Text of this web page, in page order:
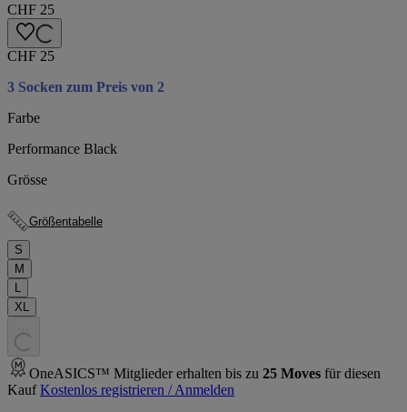
CHF 25
CHF 25
3 Socken zum Preis von 2
Farbe
Performance Black
Grösse
Größentabelle
S
M
L
XL
. . .
OneASICS™ Mitglieder erhalten bis zu 25 Moves für diesen
Kauf Kostenlos registrieren / Anmelden